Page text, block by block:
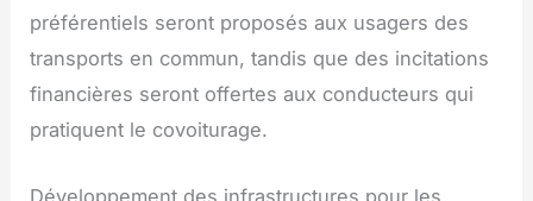
préférentiels seront proposés aux usagers des
transports en commun, tandis que des incitations
financières seront offertes aux conducteurs qui
pratiquent le covoiturage.